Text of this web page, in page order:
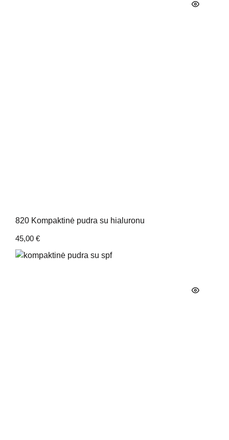
820 Kompaktinė pudra su hialuronu
45,00 €